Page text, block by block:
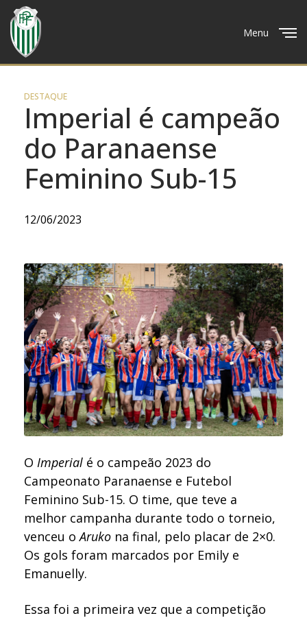
Menu
DESTAQUE
Imperial é campeão
do Paranaense
Feminino Sub-15
12/06/2023
O Imperial é o campeão 2023 do
Campeonato Paranaense e Futebol
Feminino Sub-15. O time, que teve a
melhor campanha durante todo o torneio,
venceu oAruko na final, pelo placar de 2×0.
Os gols foram marcados por Emily e
Emanuelly.
Essa foi a primeira vez que a competição